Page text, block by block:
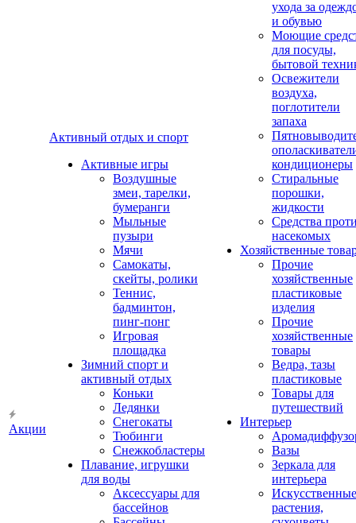
Акции
Активный отдых и спорт
Активные игры
Воздушные
змеи, тарелки,
бумеранги
Мыльные
пузыри
Мячи
Самокаты,
скейты, ролики
Теннис,
бадминтон,
пинг-понг
Игровая
площадка
Зимний спорт и
активный отдых
Коньки
Ледянки
Снегокаты
Тюбинги
Снежкобластеры
Плавание, игрушки
для воды
Аксессуары для
бассейнов
ухода за
и обувью
Моющие
для посуды,
бытовой
Освежители
воздуха,
поглотители
запаха
кондиционеры
Стиральные
порошки,
жидкости
Средства
насекомых
Хозяйственные
Прочие
хозяйственные
пластиковые
изделия
Прочие
хозяйственные
товары
Ведра, тазы
пластиковые
Товары для
путешествий
Интерьер
Вазы
Зеркала для
интерьера
Искусственные
растения,